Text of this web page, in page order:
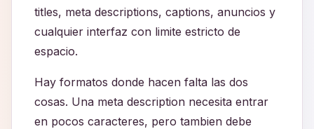
titles, meta descriptions, captions, anuncios y
cualquier interfaz con limite estricto de
espacio.
Hay formatos donde hacen falta las dos
cosas. Una meta description necesita entrar
en pocos caracteres, pero tambien debe